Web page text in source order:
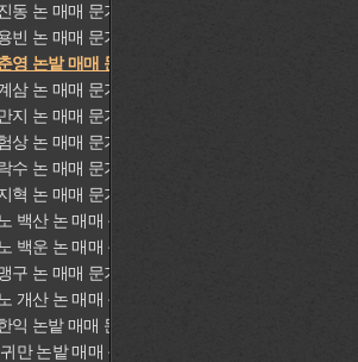
동 논 매매 문기(任鎭東 畓賣買文記)
빈 논 매매 문기(金龍彬 畓賣買文記)
영 논밭 매매 문기(朴春永 田畓賣買文記)
삼 논 매매 문기(金桂參 畓賣買文記)
지 논 매매 문기(朴晩芝 朴晩芝 畓賣買文記)
상 논 매매 문기(方險尙 畓賣買文記)
수 논 매매 문기(沈樂秀 畓賣買文記)
혁 논 매매 문기(朴趾赫 畓賣買文記)
백산 논 매매 문기(金奴 白山 畓賣買文記)
백운 논 매매 문기(權生員宅 奴 白云 畓賣買文記)
구 논 매매 문기(崔孟九 畓賣買文記)
개산 논 매매 문기(崔奴 介山 畓賣買文記)
익 논밭 매매 문기(崔漢翼 田畓賣買文記)
만 논밭 매매 문기(奴 貴萬 田畓賣買文記)